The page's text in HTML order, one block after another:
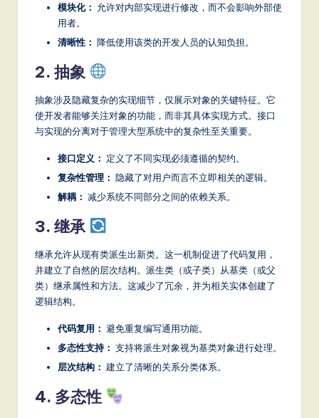
A
S
模块化： 允许对内部实现进行修改，而不会影响外部使
用者。
清晰性： 降低使用该类的开发人员的认知负担。
2. 抽象
抽象涉及隐藏复杂的实现细节，仅展示对象的关键特征。它
使开发者能够关注对象的功能，而非其具体实现方式。接口
与实现的分离对于管理大型系统中的复杂性至关重要。
接口定义： 定义了不同实现必须遵循的契约。
复杂性管理： 隐藏了对用户而言不立即相关的逻辑。
解耦： 减少系统不同部分之间的依赖关系。
3. 继承
继承允许从现有类派生出新类。这一机制促进了代码复用，
并建立了自然的层次结构。派生类（或子类）从基类（或父
类）继承属性和方法。这减少了冗余，并为相关实体创建了
逻辑结构。
代码复用： 避免重复编写通用功能。
多态性支持： 支持将派生对象视为基类对象进行处理。
层次结构： 建立了清晰的关系分类体系。
4. 多态性